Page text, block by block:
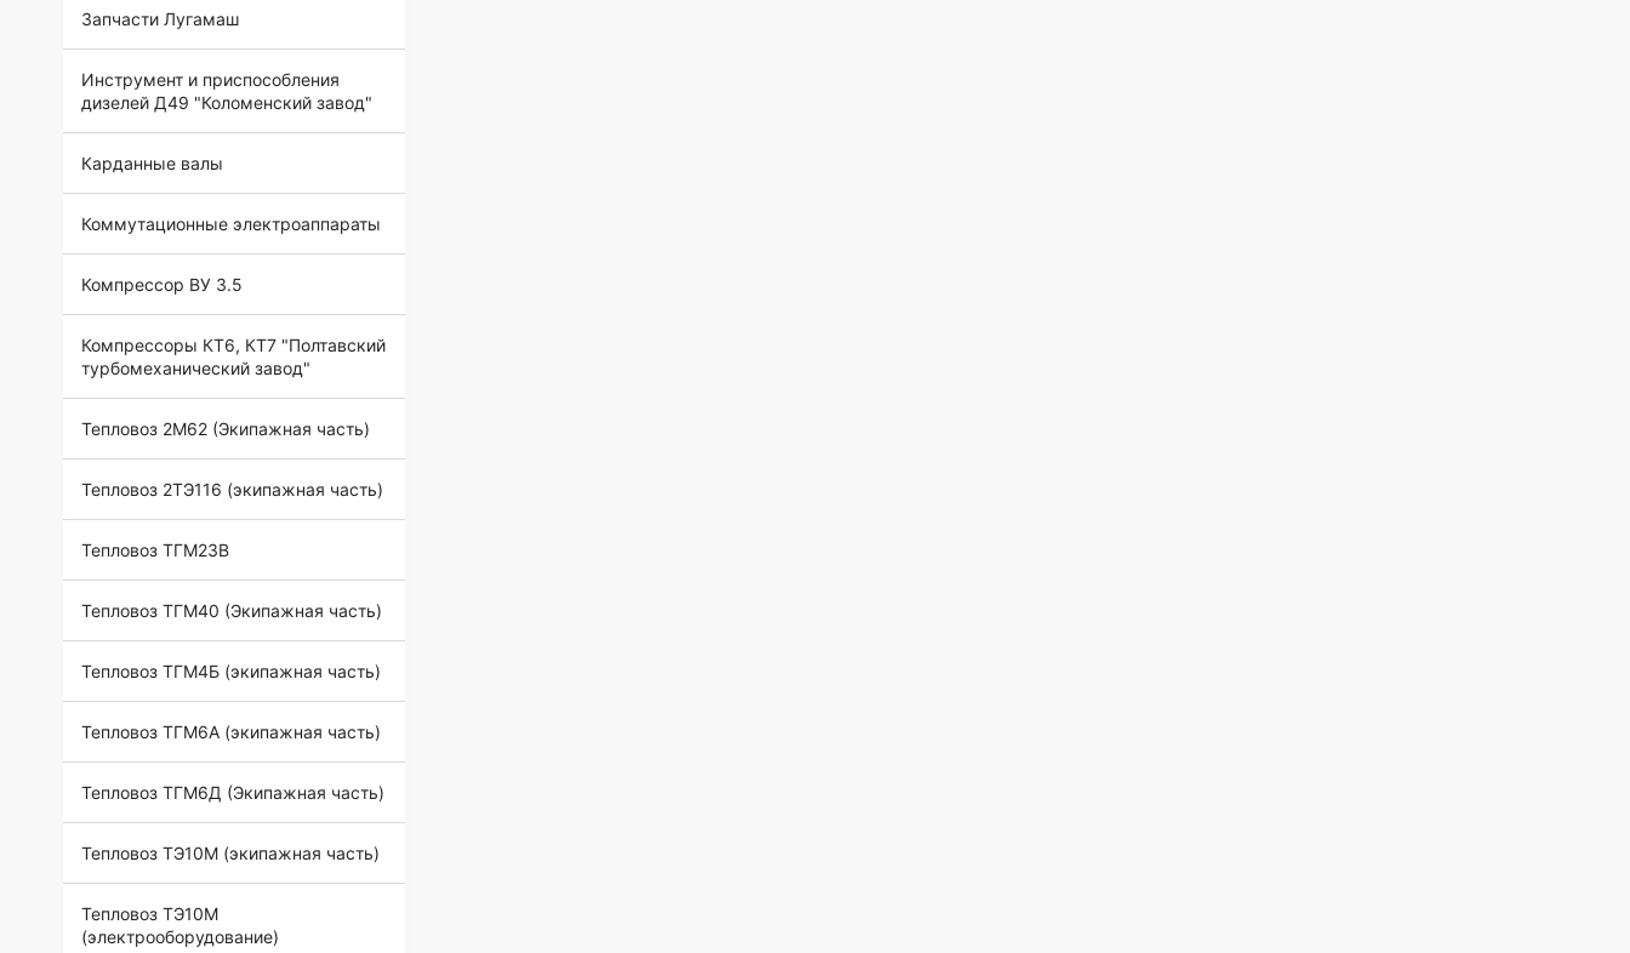
Запчасти Лугамаш
Инструмент и приспособления
дизелей Д49 "Коломенский завод"
Карданные валы
Коммутационные электроаппараты
Компрессор ВУ 3.5
Компрессоры КТ6, КТ7 "Полтавский
турбомеханический завод"
Тепловоз 2М62 (Экипажная часть)
Тепловоз 2ТЭ116 (экипажная часть)
Тепловоз ТГМ23В
Тепловоз ТГМ40 (Экипажная часть)
Тепловоз ТГМ4Б (экипажная часть)
Тепловоз ТГМ6А (экипажная часть)
Тепловоз ТГМ6Д (Экипажная часть)
Тепловоз ТЭ10М (экипажная часть)
Тепловоз ТЭ10М
(электрооборудование)